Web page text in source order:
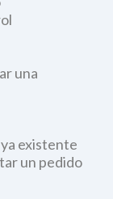
una
existente
un pedido